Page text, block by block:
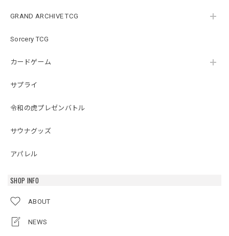
GRAND ARCHIVE TCG
Sorcery TCG
カードゲーム
サプライ
令和の虎プレゼンバトル
サウナグッズ
アパレル
SHOP INFO
ABOUT
NEWS